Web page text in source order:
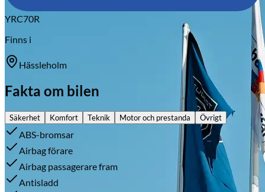
YRC70R
Finns i
Hässleholm
Fakta om bilen
Säkerhet Komfort Teknik Motor och prestanda Övrigt
ABS-bromsar
Airbag förare
Airbag passagerare fram
Antisladd